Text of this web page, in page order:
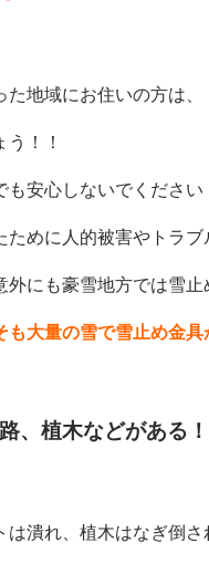
地域にお住いの方は、
！！
安心しないでください
めに人的被害やトラブ
外にも豪雪地方では雪
も大量の雪で雪止め金具
、植木などがある！
潰れ、植木はなぎ倒